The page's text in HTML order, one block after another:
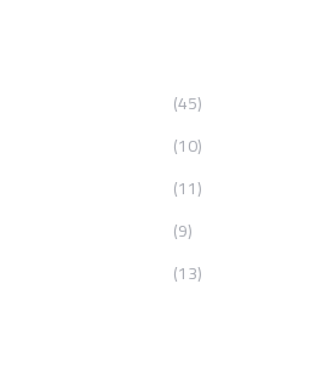
(45)
(10)
(11)
(9)
(13)